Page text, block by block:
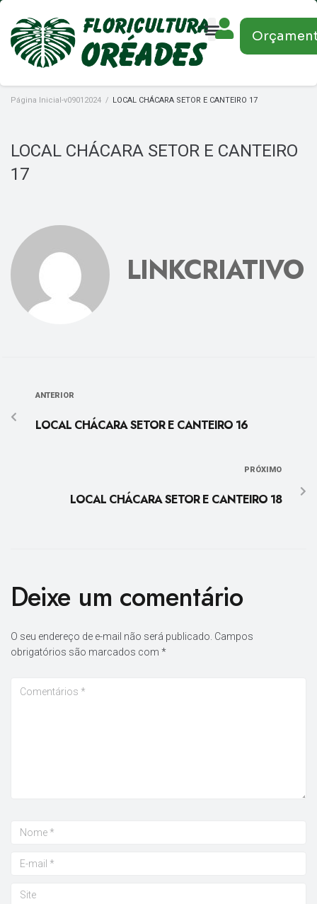
Página Inicial-v09012024 / LOCAL CHÁCARA SETOR E CANTEIRO 17
LOCAL CHÁCARA SETOR E CANTEIRO
17
LINKCRIATIVO
ANTERIOR
LOCAL CHÁCARA SETOR E CANTEIRO 16
PRÓXIMO
LOCAL CHÁCARA SETOR E CANTEIRO 18
Deixe um comentário
O seu endereço de e-mail não será publicado. Campos
obrigatórios são marcados com *